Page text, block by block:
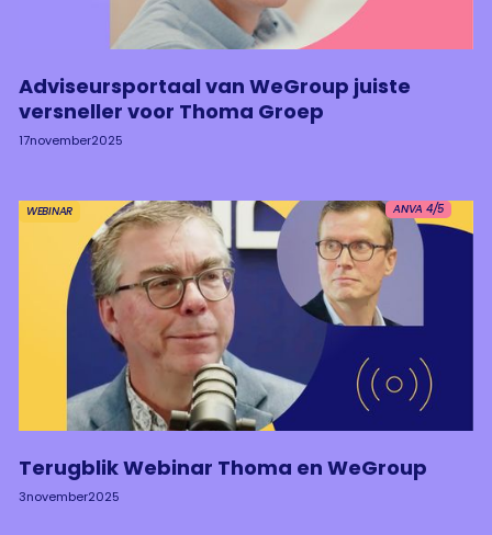
Adviseursportaal van WeGroup juiste
versneller voor Thoma Groep
17november2025
ANVA 4/5
WEBINAR
Terugblik Webinar Thoma en WeGroup
3november2025